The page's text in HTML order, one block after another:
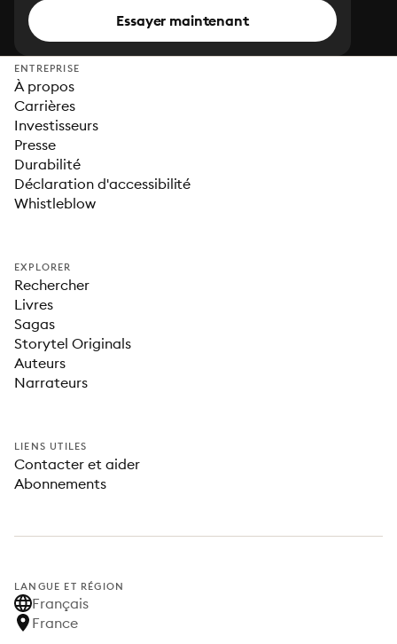
Essayer maintenant
ENTREPRISE
À propos
Carrières
Investisseurs
Presse
Durabilité
Déclaration d'accessibilité
Whistleblow
EXPLORER
Rechercher
Livres
Sagas
Storytel Originals
Auteurs
Narrateurs
LIENS UTILES
Contacter et aider
Abonnements
LANGUE ET RÉGION
Français
France